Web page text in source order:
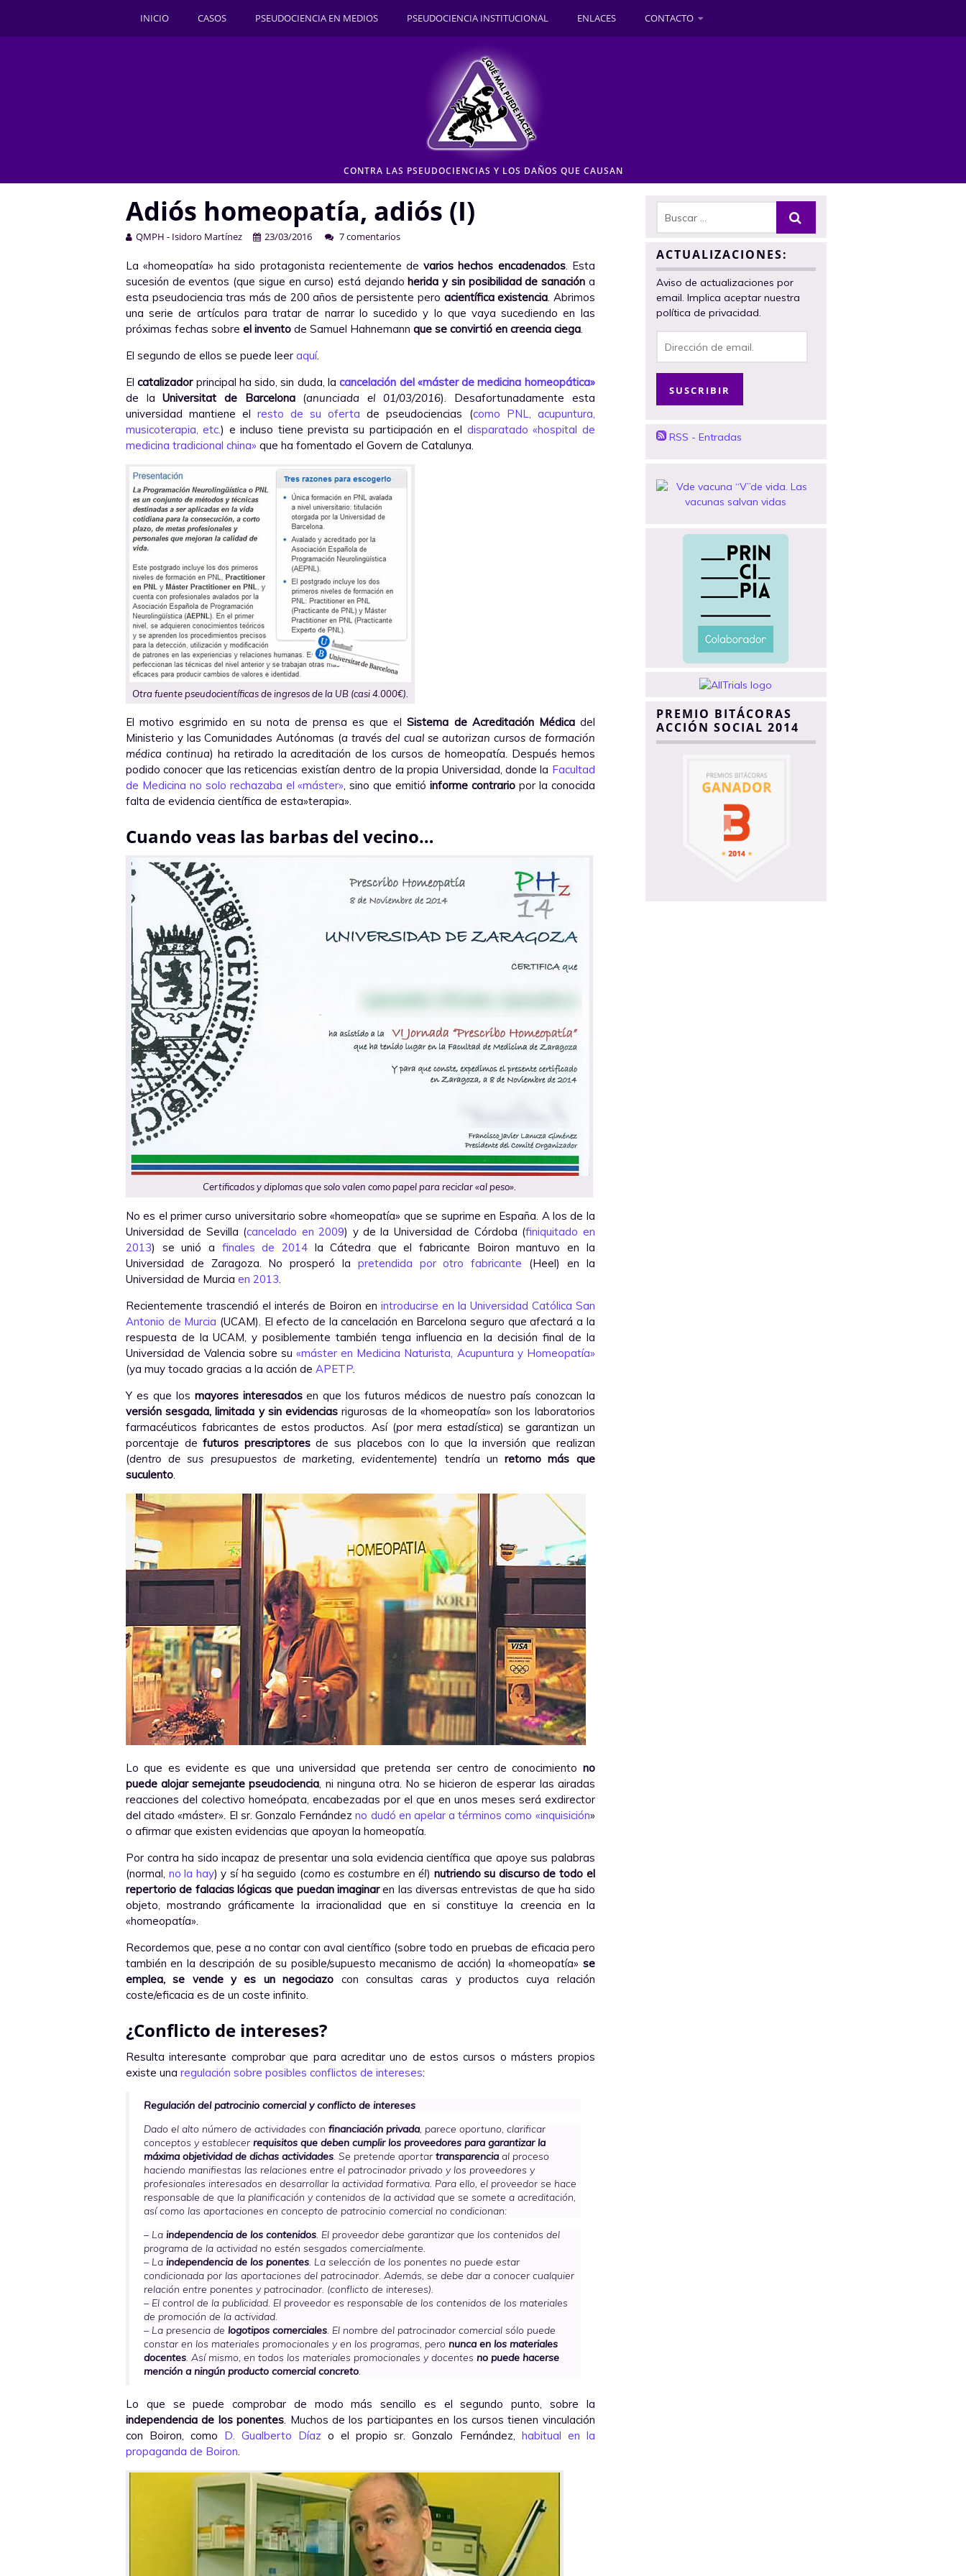
INICIO CASOS PSEUDOCIENCIA EN MEDIOS PSEUDOCIENCIA INSTITUCIONAL ENLACES CONTACTO
CONTRA LAS PSEUDOCIENCIAS Y LOS DAÑOS QUE CAUSAN
Adiós homeopatía, adiós (I)
QMPH - Isidoro Martínez 23/03/2016 7 comentarios
La «homeopatía» ha sido protagonista recientemente devarios hechos encadenados. Esta
sucesión de eventos (que sigue en curso) está dejando herida y sin posibilidad de sanacióna
esta pseudociencia tras más de 200 años de persistente pero acientífica existencia. Abrimos
una serie de artículos para tratar de narrar lo sucedido y lo que vaya sucediendo en las
próximas fechas sobre el invento de Samuel Hahnemann que se convirtió en creencia ciega.
El segundo de ellos se puede leer aquí.
Elcatalizadorprincipal ha sido, sin duda, lacancelación del «máster de medicina homeopática»
de laUniversitat de Barcelona(anunciada el 01/03/2016). Desafortunadamente esta
universidad mantiene elresto de su oferta de pseudociencias (como PNL, acupuntura,
musicoterapia, etc.) e incluso tiene prevista su participación en el disparatado «hospital de
medicina tradicional china» que ha fomentado el Govern de Catalunya.
Otra fuente pseudocientíficas de ingresos de la UB (casi 4.000€).
El motivo esgrimido en su nota de prensa es que elSistema de Acreditación Médicadel
Ministerio y las Comunidades Autónomas (a través del cual se autorizan cursos de formación
médica continua) ha retirado la acreditación de los cursos de homeopatía. Después hemos
podido conocer que las reticencias existían dentro de la propia Universidad, donde la Facultad
de Medicina no solo rechazaba el «máster» , sino que emitióinforme contrariopor la conocida
falta de evidencia científica de esta»terapia».
Cuando veas las barbas del vecino…
Certificados y diplomas que solo valen como papel para reciclar «al peso».
No es el primer curso universitario sobre «homeopatía» que se suprime en España. A los de la
Universidad de Sevilla (cancelado en 2009) y de la Universidad de Córdoba (finiquitado en
2013) se unió a finales de 2014la Cátedra que el fabricante Boiron mantuvo en la
Universidad de Zaragoza. No prosperó la pretendida por otro fabricante (Heel) en la
Universidad de Murcia en 2013
Recientemente trascendió el interés de Boiron en introducirse en la Universidad Católica San
Antonio de Murcia (UCAM). El efecto de la cancelación en Barcelona seguro que afectará a la
respuesta de la UCAM, y posiblemente también tenga influencia en la decisión final de la
Universidad de Valencia sobre su«máster en Medicina Naturista, Acupuntura y Homeopatía»
(ya muy tocado gracias a la acción de APETP
Y es que los mayores interesadosen que los futuros médicos de nuestro país conozcan la
versión sesgada, limitada y sin evidencias rigurosas de la «homeopatía» son los laboratorios
farmacéuticos fabricantes de estos productos. Así (por mera estadística) se garantizan un
porcentaje de futuros prescriptoresde sus placebos con lo que la inversión que realizan
(dentro de sus presupuestos de marketing, evidentemente) tendría unretorno más que
suculento
Lo que es evidente es que una universidad que pretenda ser centro de conocimiento no
puede alojar semejante pseudociencia , ni ninguna otra. No se hicieron de esperar las airadas
reacciones del colectivo homeópata, encabezadas por el que en unos meses será exdirector
del citado «máster». El sr. Gonzalo Fernándezno dudó en apelar a términos como «inquisición»
o afirmar que existen evidencias que apoyan la homeopatía.
Por contra ha sido incapaz de presentar una sola evidencia científica que apoye sus palabras
(normal, no la hay) y sí ha seguido (como es costumbre en él) nutriendo su discurso de todo el
repertorio de falacias lógicas que puedan imaginaren las diversas entrevistas de que ha sido
objeto, mostrando gráficamente la irracionalidad que en si constituye la creencia en la
«homeopatía».
Recordemos que, pese a no contar con aval científico (sobre todo en pruebas de eficacia pero
también en la descripción de su posible/supuesto mecanismo de acción) la «homeopatía» se
emplea, se vende y es un negociazo con consultas caras y productos cuya relación
coste/eficacia es de un coste infinito.
¿Conflicto de intereses?
Resulta interesante comprobar que para acreditar uno de estos cursos o másters propios
existe una regulación sobre posibles conflictos de intereses:
Regulación del patrocinio comercial y conflicto de intereses
Dado el alto número de actividades con financiación privada , parece oportuno, clarificar
conceptos y establecer requisitos que deben cumplir los proveedores para garantizar la
máxima objetividad de dichas actividades . Se pretende aportar transparencia al proceso
haciendo manifiestas las relaciones entre el patrocinador privado y los proveedores y
profesionales interesados en desarrollar la actividad formativa. Para ello, el proveedor se hace
responsable de que la planificación y contenidos de la actividad que se somete a acreditación,
así como las aportaciones en concepto de patrocinio comercial no condicionan:
– La independencia de los contenidos . El proveedor debe garantizar que los contenidos del
programa de la actividad no estén sesgados comercialmente.
– La independencia de los ponentes . La selección de los ponentes no puede estar
condicionada por las aportaciones del patrocinador. Además, se debe dar a conocer cualquier
relación entre ponentes y patrocinador. (conflicto de intereses).
– El control de la publicidad. El proveedor es responsable de los contenidos de los materiales
de promoción de la actividad.
– La presencia de logotipos comerciales . El nombre del patrocinador comercial sólo puede
constar en los materiales promocionales y en los programas, pero nunca en los materiales
docentes . Así mismo, en todos los materiales promocionales y docentes no puede hacerse
mención a ningún producto comercial concreto
Lo que se puede comprobar de modo más sencillo es el segundo punto, sobre la
independencia de los ponentes . Muchos de los participantes en los cursos tienen vinculación
con Boiron, como D. Gualberto Díaz o el propio sr. Gonzalo Fernández, habitual en la
propaganda de Boiron
ACTUALIZACIONES:
Aviso de actualizaciones por
email. Implica aceptar nuestra
política de privacidad.
de
SUSCRIBIR
RSS - Entradas
PREMIO BITÁCORAS
ACCIÓN SOCIAL 2014